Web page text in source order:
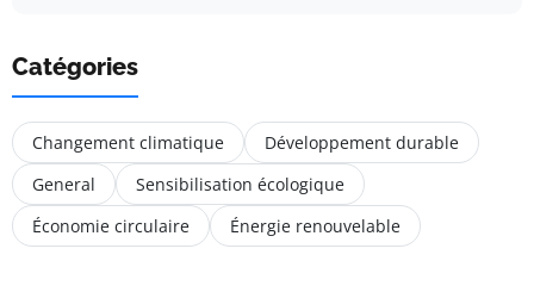
Catégories
Changement climatique
Développement durable
General
Sensibilisation écologique
Économie circulaire
Énergie renouvelable